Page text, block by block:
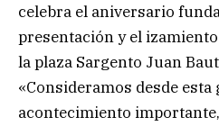
celebra el aniversario
presentación y el
la plaza Sargento Juan
«Consideramos desde
acontecimiento